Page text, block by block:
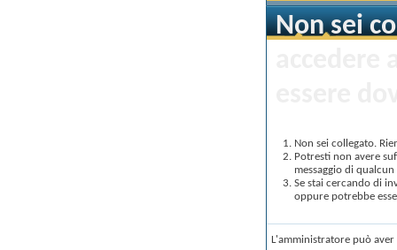
Non sei
Non sei collegato.
Potresti non avere
messaggio di
Se stai cercando di
oppure potrebbe
L'amministratore può